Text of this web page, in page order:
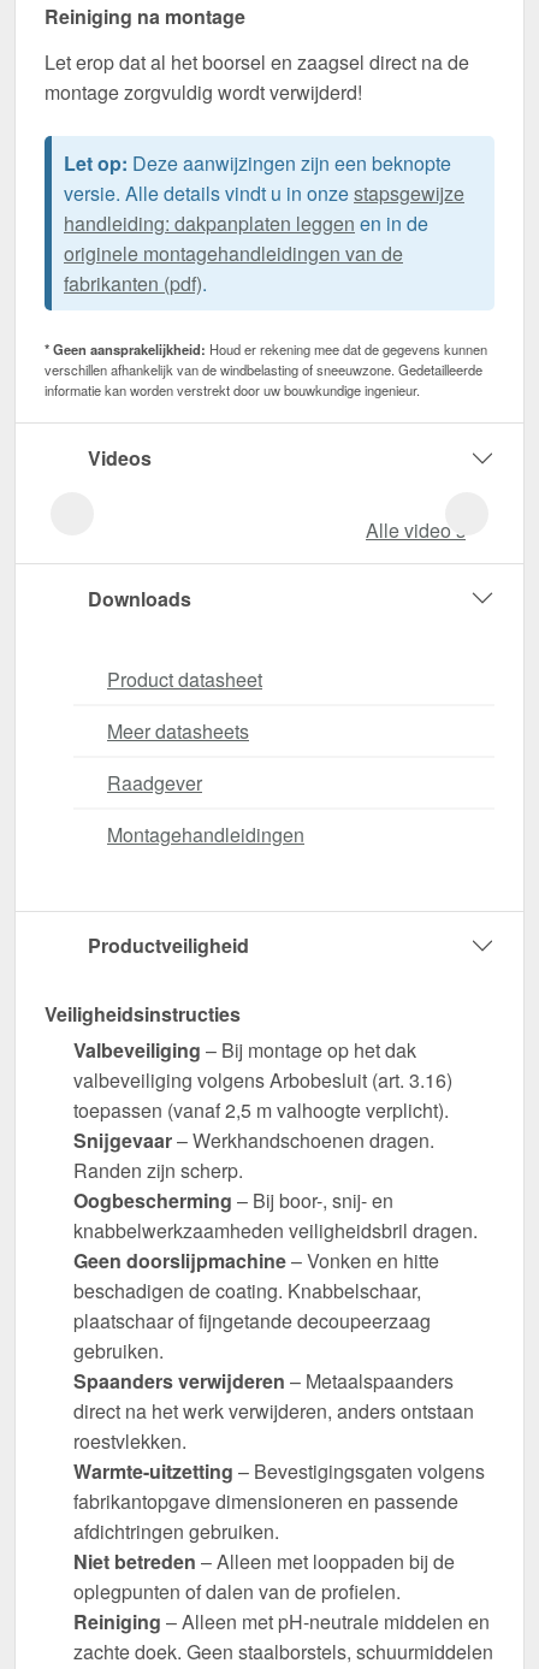
Reiniging na montage
Let erop dat al het boorsel en zaagsel direct na de
montage zorgvuldig wordt verwijderd!
Let op: Deze aanwijzingen zijn een beknopte
versie. Alle details vindt u in onzestapsgewijze
handleiding: dakpanplaten leggen en in de
originele montagehandleidingen van de
fabrikanten (pdf).
* Geen aansprakelijkheid: Houd er rekening mee dat de gegevens kunnen
verschillen afhankelijk van de windbelasting of sneeuwzone. Gedetailleerde
informatie kan worden verstrekt door uw bouwkundige ingenieur.
Videos
Alle video‘s
Downloads
Product datasheet
Meer datasheets
Raadgever
Montagehandleidingen
Productveiligheid
Veiligheidsinstructies
Valbeveiliging – Bij montage op het dak
valbeveiliging volgens Arbobesluit (art. 3.16)
toepassen (vanaf 2,5 m valhoogte verplicht).
Snijgevaar– Werkhandschoenen dragen.
Randen zijn scherp.
Oogbescherming – Bij boor-, snij- en
knabbelwerkzaamheden veiligheidsbril dragen.
Geen doorslijpmachine– Vonken en hitte
beschadigen de coating. Knabbelschaar,
plaatschaar of fijngetande decoupeerzaag
gebruiken.
Spaanders verwijderen – Metaalspaanders
direct na het werk verwijderen, anders ontstaan
roestvlekken.
Warmte-uitzetting – Bevestigingsgaten volgens
fabrikantopgave dimensioneren en passende
afdichtringen gebruiken.
Niet betreden – Alleen met looppaden bij de
oplegpunten of dalen van de profielen.
Reiniging – Alleen met pH-neutrale middelen en
zachte doek. Geen staalborstels, schuurmiddelen